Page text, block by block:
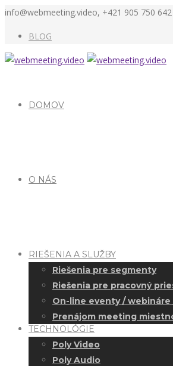
info@webmeeting.video, +421 905 750 642
BLOG
DOMOV
O NÁS
RIEŠENIA A SLUŽBY
Riešenia pre segmenty
Riešenia pre pracovný
On-line eventy /
Prenájom meeting
TECHNOLÓGIE
Poly Video
Poly Audio